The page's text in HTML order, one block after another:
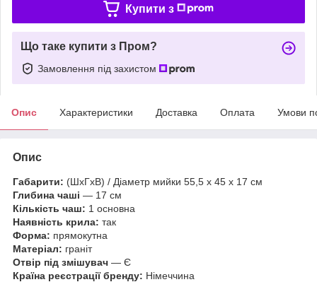
Купити з
Що таке купити з Пром?
Замовлення під захистом
Опис Характеристики Доставка Оплата Умови
Опис
Габарити: (ШхГхВ) / Діаметр мийки 55,5 х 45 х 17 см
Глибина чаші — 17 см
Кількість чаш: 1 основна
Наявність крила: так
Форма: прямокутна
Матеріал: граніт
Отвір під змішувач — Є
Країна реєстрації бренду: Німеччина